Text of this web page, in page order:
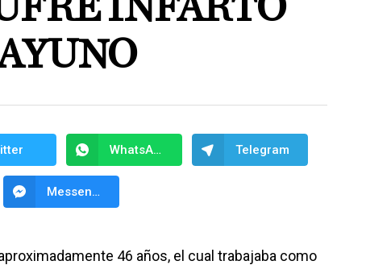
WhatsApp Telegram
Messenger
46 años, el cual trabajaba como